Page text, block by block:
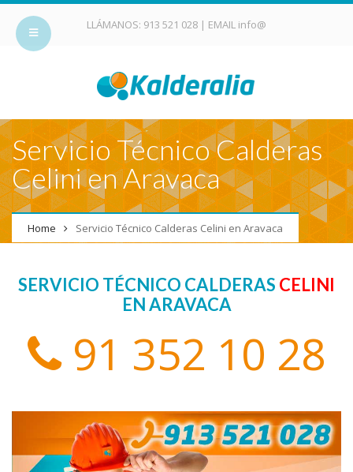
LLÁMANOS: 913 521 028 | EMAIL info@
Servicio Técnico Calderas
Celini en Aravaca
Home Servicio Técnico Calderas Celini en Aravaca
SERVICIO TÉCNICO CALDERAS CELINI
EN ARAVACA
91 352 10 28